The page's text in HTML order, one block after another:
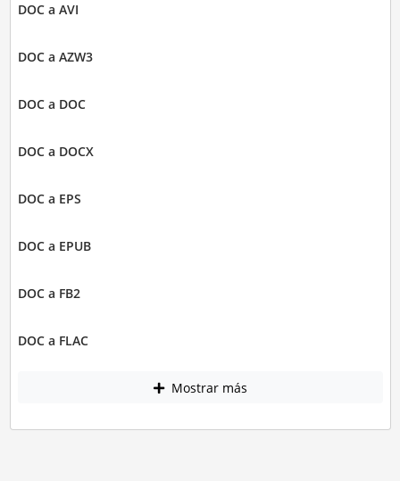
DOC a AVI
DOC a AZW3
DOC a DOC
DOC a DOCX
DOC a EPS
DOC a EPUB
DOC a FB2
DOC a FLAC
Mostrar más